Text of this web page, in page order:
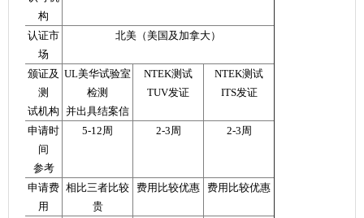
构
认证市
场
北美（美国及加拿大）
颁证及
测
试机构
UL美华试验室
检测
并出具结案信
NTEK测试
TUV发证
NTEK测试
ITS发证
申请时
间
参考
5-12周 2-3周 2-3周
申请费
用
相比三者比较
贵
费用比较优惠 费用比较优惠